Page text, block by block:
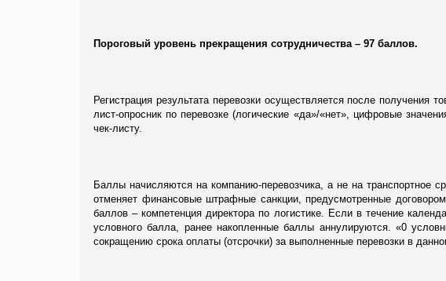
Пороговый уровень прекращения сотрудничества – 97 баллов.
Регистрация результата перевозки осуществляется после получения
лист-опросник по перевозке (логические «да»/«нет», цифровые
чек-листу.
Баллы начисляются на компанию-перевозчика, а не на транспортное
отменяет финансовые штрафные санкции, предусмотренные
баллов – компетенция директора по логистике. Если в течение
условного балла, ранее накопленные баллы аннулируются. «0
сокращению срока оплаты (отсрочки) за выполненные перевозки в